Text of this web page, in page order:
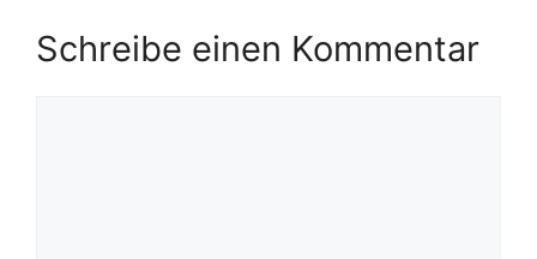
Schreibe einen Kommentar